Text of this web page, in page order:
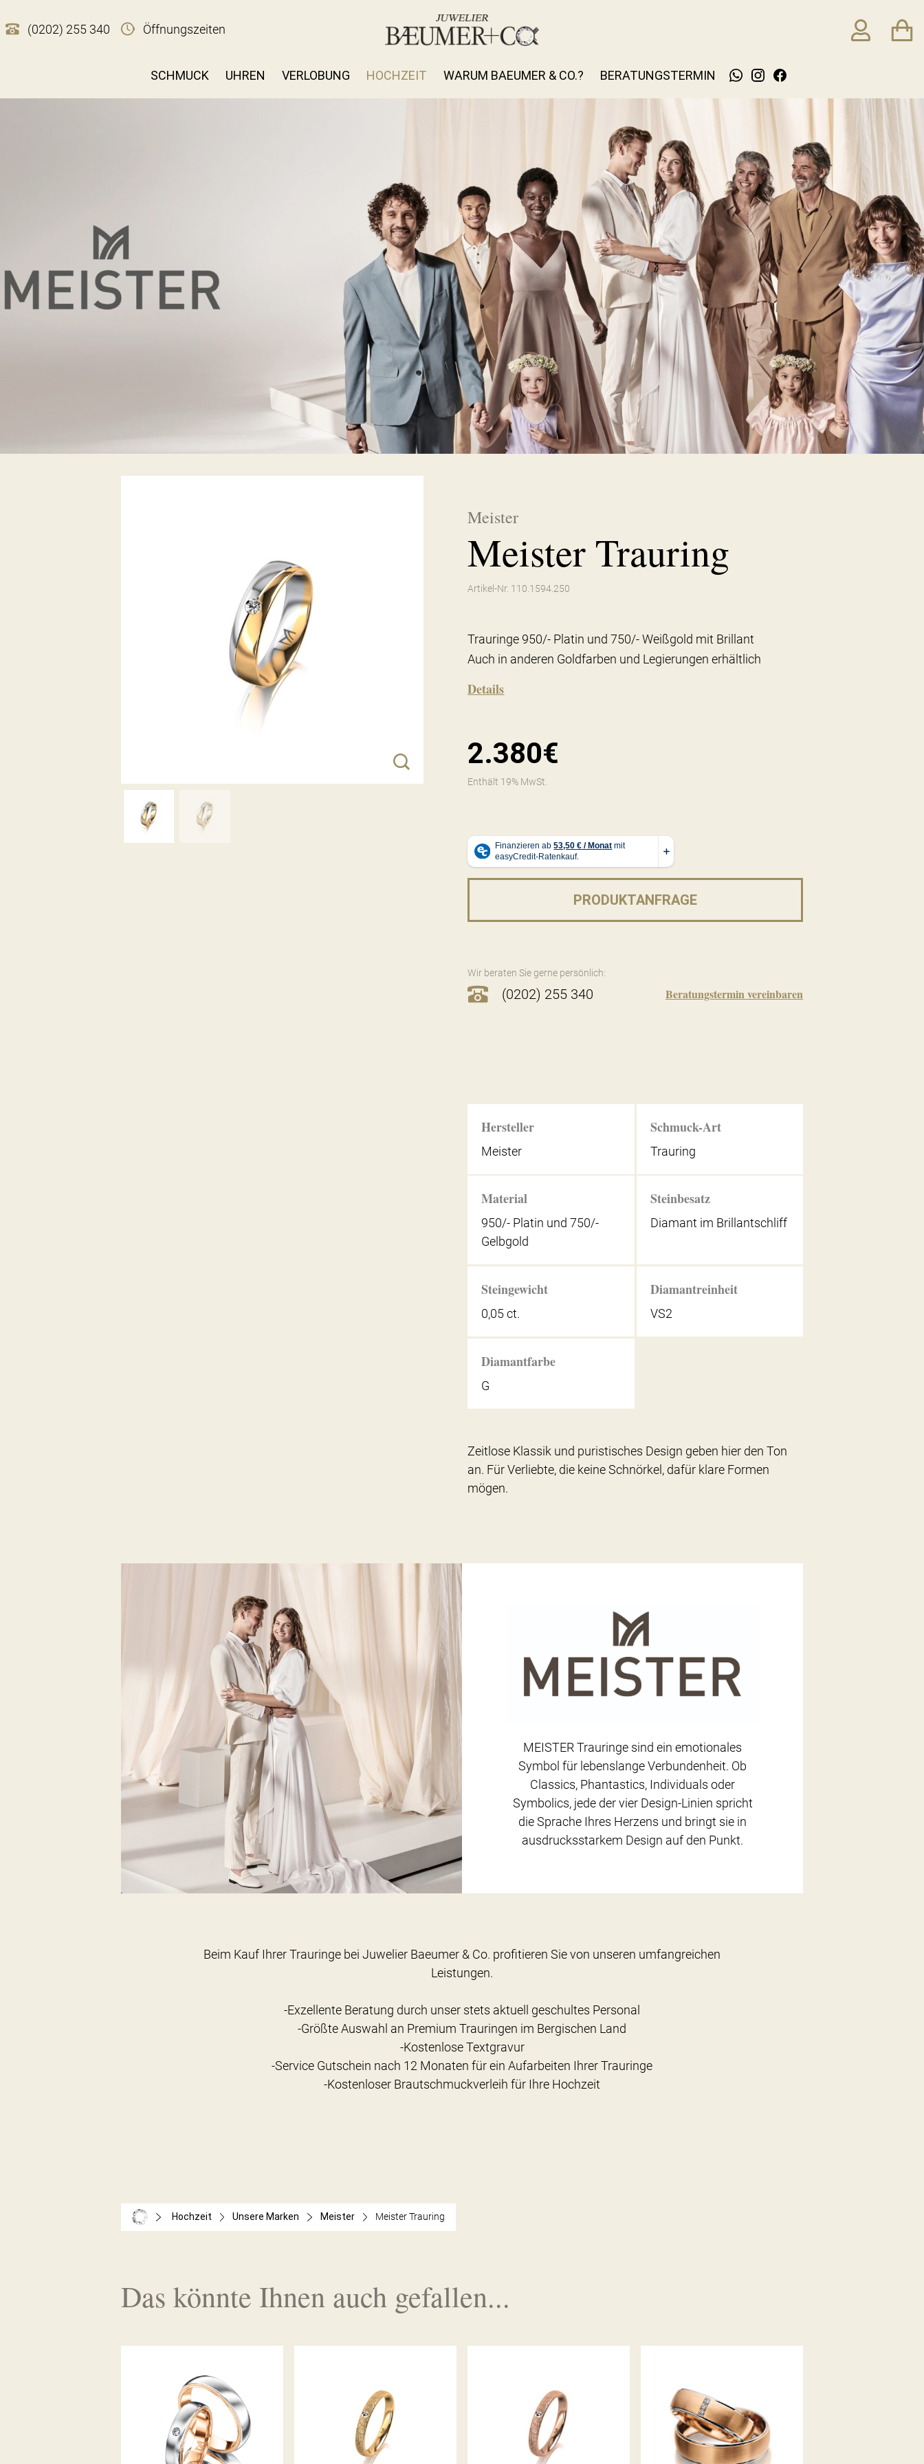
(0202) 255 340 Öffnungszeiten
SCHMUCK UHREN VERLOBUNG HOCHZEIT WARUM BAEUMER & CO.? BERATUNGSTERMIN
Meister
Meister Trauring
Artikel-Nr. 110.1594.250
Trauringe 950/- Platin und 750/- Weißgold mit Brillant
Auch in anderen Goldfarben und Legierungen erhältlich
Details
2.380€
Enthält 19% MwSt.
PRODUKTANFRAGE
Wir beraten Sie gerne persönlich:
(0202) 255 340 Beratungstermin vereinbaren
Hersteller
Meister
Schmuck-Art
Trauring
Material
950/- Platin und 750/-
Gelbgold
Steinbesatz
Diamant im Brillantschliff
Steingewicht
0,05 ct.
Diamantreinheit
VS2
Diamantfarbe
G
Zeitlose Klassik und puristisches Design geben hier den Ton
an. Für Verliebte, die keine Schnörkel, dafür klare Formen
mögen.
MEISTER Trauringe sind ein emotionales
Symbol für lebenslange Verbundenheit. Ob
Classics, Phantastics, Individuals oder
Symbolics, jede der vier Design-Linien spricht
die Sprache Ihres Herzens und bringt sie in
ausdrucksstarkem Design auf den Punkt.
Beim Kauf Ihrer Trauringe bei Juwelier Baeumer & Co. profitieren Sie von unseren umfangreichen
Leistungen.
-Exzellente Beratung durch unser stets aktuell geschultes Personal
-Größte Auswahl an Premium Trauringen im Bergischen Land
-Kostenlose Textgravur
-Service Gutschein nach 12 Monaten für ein Aufarbeiten Ihrer Trauringe
Hochzeit Unsere Marken Meister Meister Trauring
Das könnte Ihnen auch gefallen...
MEISTER TRAURINGE
PHANTASTICS
MEISTER TRAURING MEISTER TRAURING
MEISTER TRAURINGE
CLASSICS